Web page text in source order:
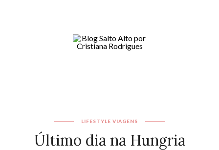
LIFESTYLE VIAGENS
Último dia na Hungria